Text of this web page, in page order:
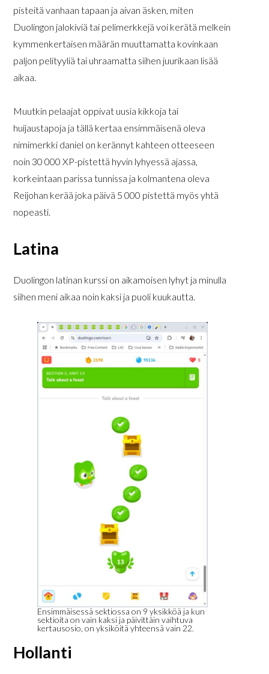
pisteitä vanhaan tapaan ja aivan äsken, miten
Duolingon jalokiviä tai pelimerkkejä voi kerätä melkein
kymmenkertaisen määrän muuttamatta kovinkaan
paljon pelityyliä tai uhraamatta siihen juurikaan lisää
aikaa.
Muutkin pelaajat oppivat uusia kikkoja tai
huijaustapoja ja tällä kertaa ensimmäisenä oleva
nimimerkki daniel on kerännyt kahteen otteeseen
noin 30 000 XP-pistettä hyvin lyhyessä ajassa,
korkeintaan parissa tunnissa ja kolmantena oleva
Reijohan kerää joka päivä 5 000 pistettä myös yhtä
nopeasti.
Latina
Duolingon latinan kurssi on aikamoisen lyhyt ja minulla
siihen meni aikaa noin kaksi ja puoli kuukautta.
Ensimmäisessä sektiossa on 9 yksikköä ja kun
sektioita on vain kaksi ja päivittäin vaihtuva
kertausosio, on yksiköitä yhteensä vain 22.
Hollanti